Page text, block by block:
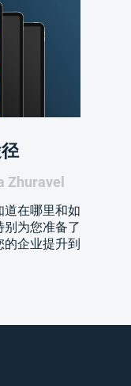
Zhuravel
道在哪里和如
为您准备了
的企业提升到